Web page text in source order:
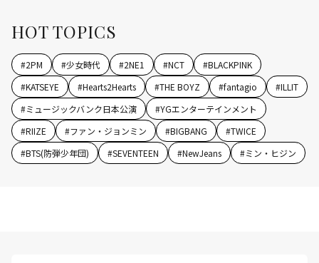
HOT TOPICS
#2PM #少女時代 #2NE1 #NCT #BLACKPINK
#KATSEYE #Hearts2Hearts #THE BOYZ #fantagio #ILLIT
#ミュージックバンク日本公演 #YGエンターテインメント
#RIIZE #ファン・ジョンミン #BIGBANG #TWICE
#BTS(防弾少年団) #SEVENTEEN #NewJeans #ミン・ヒジン